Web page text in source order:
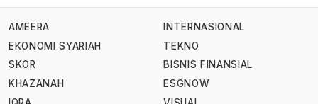
AMEERA
EKONOMI SYARIAH
SKOR
KHAZANAH
INTERNASIONAL
TEKNO
BISNIS FINANSIAL
ESGNOW